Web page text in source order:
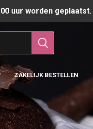
uur worden geplaatst.
ZAKELIJK BESTELLEN